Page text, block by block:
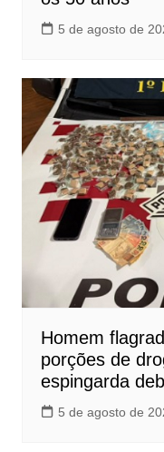
5 de agosto de
Homem
porções de
espingarda
5 de agosto de